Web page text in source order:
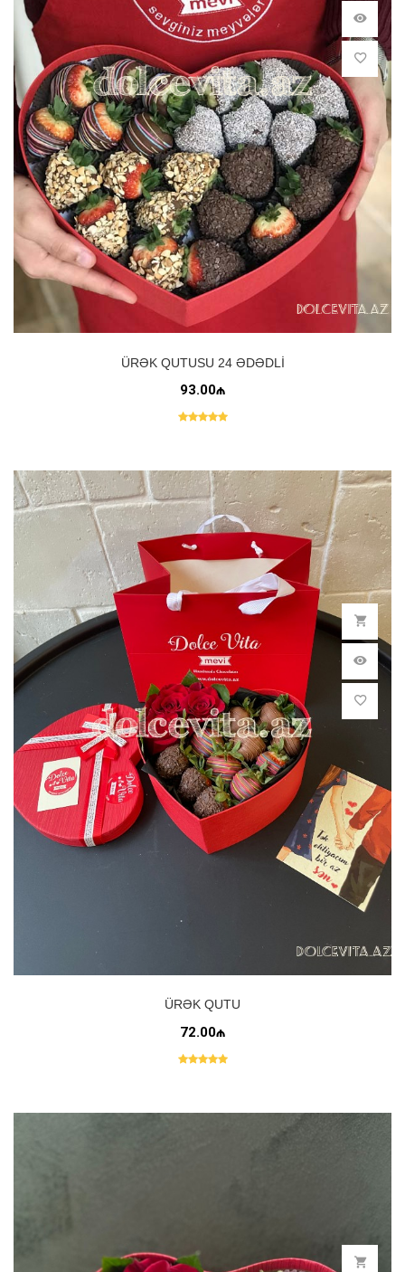
ÜRƏK QUTUSU 24 ƏDƏDLI
93.00₼
ÜRƏK QUTU
72.00₼